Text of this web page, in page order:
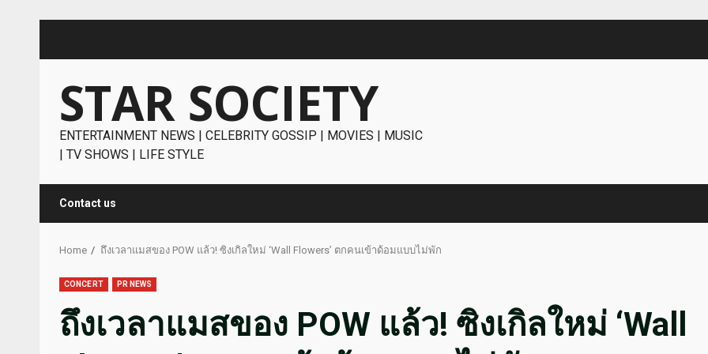
STAR SOCIETY
ENTERTAINMENT NEWS | CELEBRITY GOSSIP | MOVIES | MUSIC
| TV SHOWS | LIFE STYLE
Contact us
Home ถึงเวลาแมสของ POW แล้ว! ซิงเกิลใหม่ ‘Wall Flowers’ ตกคนเข้าด้อมแบบไม่พัก
CONCERT PR NEWS
ถึงเวลาแมสของ POW แล้ว! ซิงเกิลใหม่ ‘Wall